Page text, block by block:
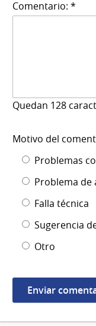
Comentario: *
Quedan 128
Motivo del
Problemas
Problema de
Falla técnica
Sugerencia
Otro